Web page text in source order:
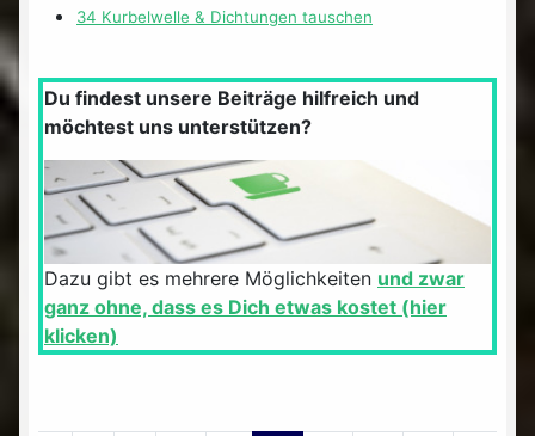
34 Kurbelwelle & Dichtungen tauschen
Du findest unsere Beiträge hilfreich und
möchtest uns unterstützen?
Dazu gibt es mehrere Möglichkeiten und zwar
ganz ohne, dass es Dich etwas kostet (hier
klicken)